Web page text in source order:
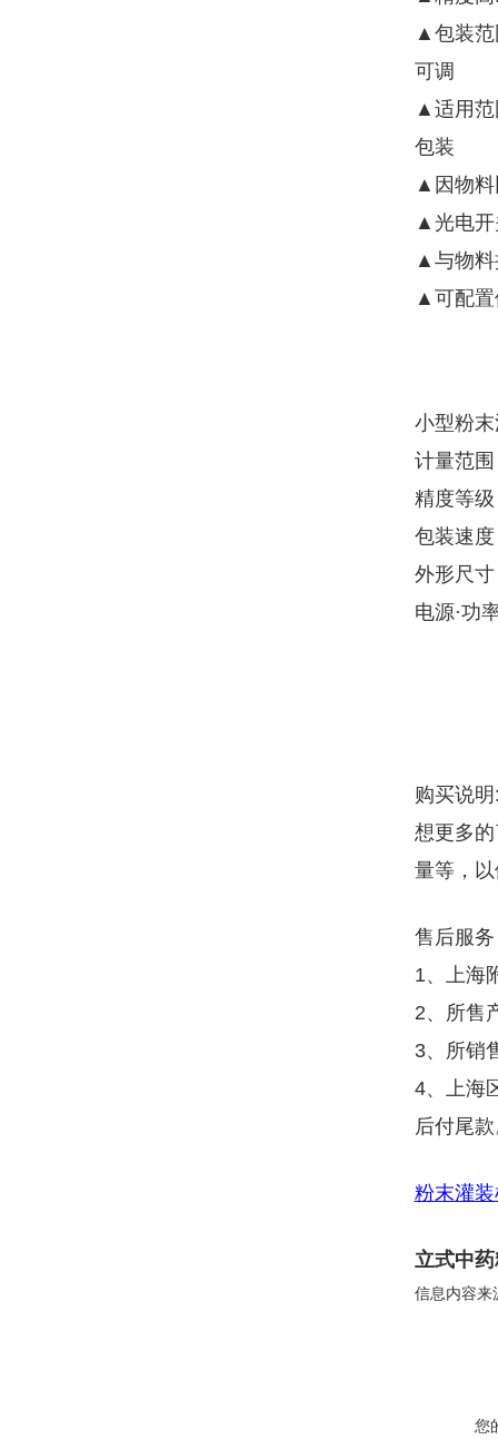
▲包装范
可调
▲适用范
包装
▲因物料
▲光电开
▲与物料
▲可配置
小型粉
计量范
精度等
包装速
外形尺
电源·功
购买说明
想更多
量等，
售后服
1、上海
2、所售
3、所销
4、上海
后付尾
粉末灌
立式中
信息内容来
您